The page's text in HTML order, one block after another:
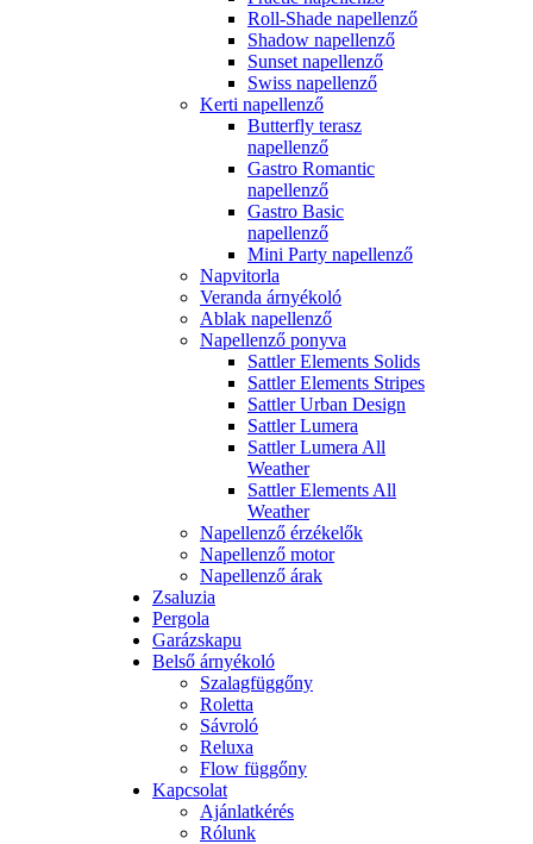
Roll-Shade napellenző
Shadow napellenző
Sunset napellenző
Swiss napellenző
Kerti napellenző
Butterfly terasz
napellenző
Gastro Romantic
napellenző
Gastro Basic
napellenző
Mini Party napellenző
Napvitorla
Veranda árnyékoló
Ablak napellenző
Napellenző ponyva
Sattler Elements Solids
Sattler Elements Stripes
Sattler Urban Design
Sattler Lumera
Sattler Lumera All
Weather
Sattler Elements All
Weather
Napellenző érzékelők
Napellenző motor
Napellenző árak
Zsaluzia
Pergola
Garázskapu
Belső árnyékoló
Szalagfüggőny
Roletta
Sávroló
Reluxa
Flow függőny
Kapcsolat
Ajánlatkérés
Rólunk